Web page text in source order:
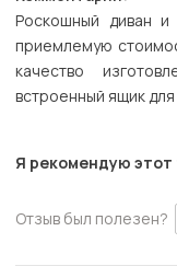
Роскошный диван и
приемлемую
качество
встроенный ящик
Я рекомендую этот
Отзыв был полезен?